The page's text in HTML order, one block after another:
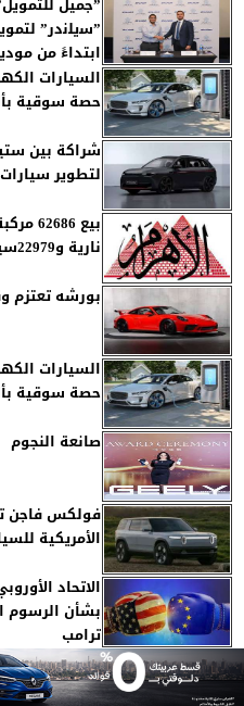
”جميل
”ﺳﯾﻠﻧدر”
ابتداءً من
السيارات
حصة سوقية
شراكة بين
لتطوير
نارية و22979سيارة و2387نقل
بورشه تعتزم
السيارات
حصة سوقية
صانعة النجوم
فولكس فاجن
الأمريكية
الاتحاد
بشأن الرسوم
ترامب